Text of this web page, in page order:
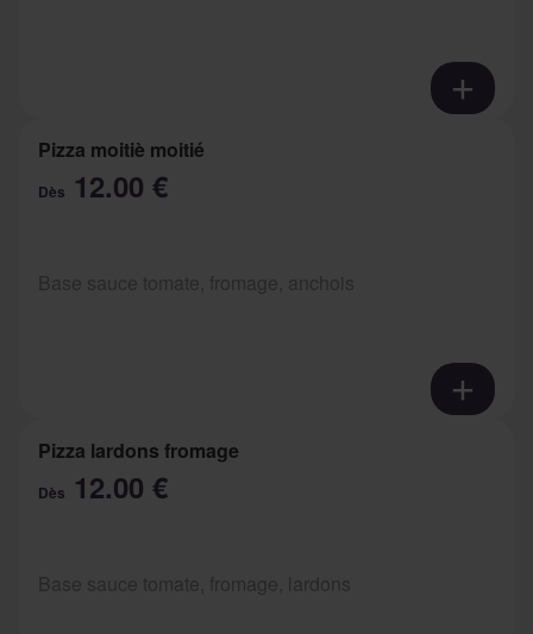
Pizza moitiè moitié
Dès 12.00 €
Pizza lardons fromage
Dès 12.00 €